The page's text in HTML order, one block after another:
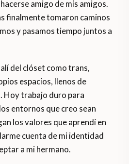
amigo de mis amigos.
finalmente tomaron caminos
y pasamos tiempo juntos a
del clóset como trans,
espacios, llenos de
Hoy trabajo duro para
entornos que creo sean
los valores que aprendí en
cuenta de mi identidad
a mi hermano.